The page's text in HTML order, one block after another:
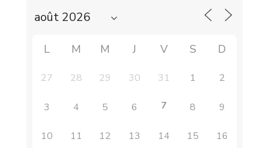
L M M J V S D
27 28 29 30 31 1 2
3 4 5 6 7 8 9
10 11 12 13 14 15 16